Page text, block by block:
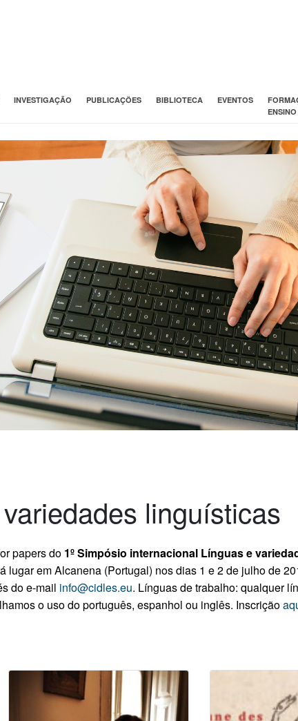
INVESTIGAÇÃO PUBLICAÇÕES BIBLIOTECA EVENTOS
ENSINO
linguísticas
papers do 1º Simpósio internacional Línguas e
lugar em Alcanena (Portugal) nos dias 1 e 2 de julho de
do e-mail info@cidles.eu. Línguas de trabalho: qualquer
o uso do português, espanhol ou inglês. Inscrição